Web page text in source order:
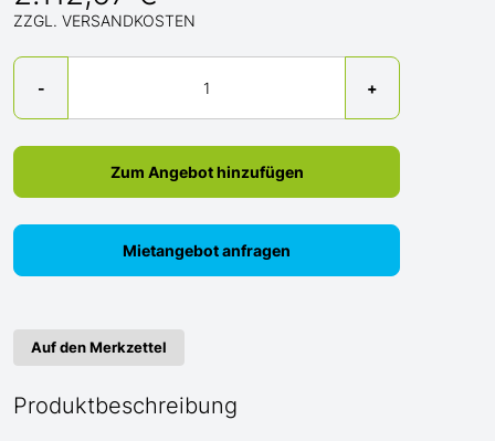
ZZGL. VERSANDKOSTEN
-
Menge
+
Zum Angebot hinzufügen
Mietangebot anfragen
Auf den Merkzettel
Produktbeschreibung